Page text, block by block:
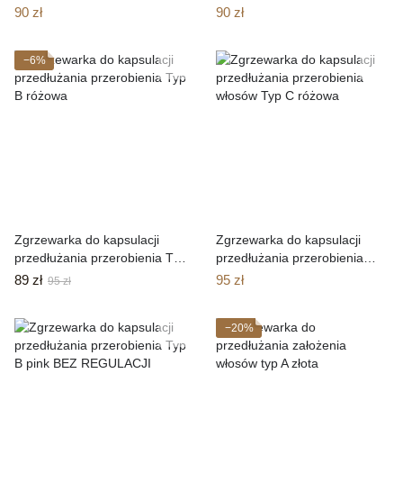
włosów Typ C czarna
90 zł
włosów Typ B biała
90 zł
−6%
Zgrzewarka do kapsulacji
przedłużania przerobienia Typ
B różowa
89 zł 95 zł
Zgrzewarka do kapsulacji
przedłużania przerobienia
włosów Typ C różowa
95 zł
−20%